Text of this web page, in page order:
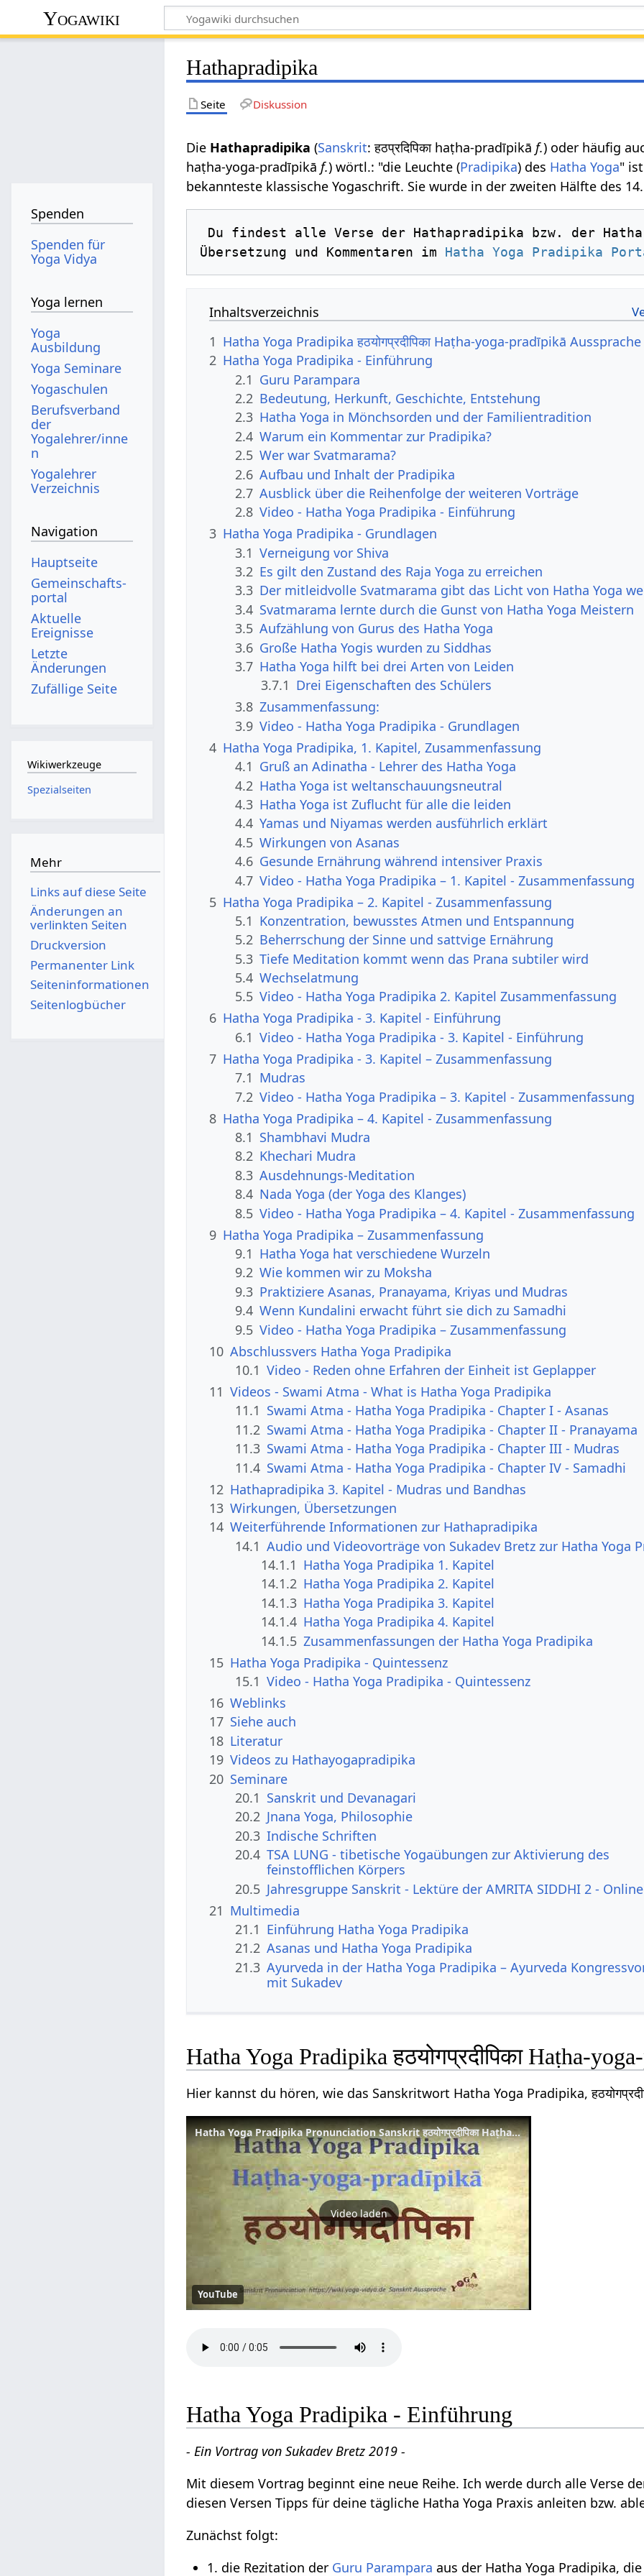
Yogawiki
Hathapradipika
Seite Diskussion
Die Hathapradipika (Sanskrit: हठप्रदिपिका haṭha-pradīpikā f.) oder häufig
haṭha-yoga-pradīpikā f.) wörtl.: "die Leuchte (Pradipika) des Hatha Yoga"
bekannteste klassische Yogaschrift. Sie wurde in der zweiten Hälfte des
Übersetzung und Kommentaren im Hatha Yoga Pradipika
Inhaltsverzeichnis
1 Hatha Yoga Pradipika हठयोगप्रदीपिका Haṭha-yoga-pradīpikā Aussprache
2 Hatha Yoga Pradipika - Einführung
2.1 Guru Parampara
2.2 Bedeutung, Herkunft, Geschichte, Entstehung
2.3 Hatha Yoga in Mönchsorden und der Familientradition
2.4 Warum ein Kommentar zur Pradipika?
2.5 Wer war Svatmarama?
2.6 Aufbau und Inhalt der Pradipika
2.7 Ausblick über die Reihenfolge der weiteren Vorträge
2.8 Video - Hatha Yoga Pradipika - Einführung
3 Hatha Yoga Pradipika - Grundlagen
3.1 Verneigung vor Shiva
3.2 Es gilt den Zustand des Raja Yoga zu erreichen
3.3 Der mitleidvolle Svatmarama gibt das Licht von Hatha Yoga
3.4 Svatmarama lernte durch die Gunst von Hatha Yoga Meistern
3.5 Aufzählung von Gurus des Hatha Yoga
3.6 Große Hatha Yogis wurden zu Siddhas
3.7 Hatha Yoga hilft bei drei Arten von Leiden
3.7.1 Drei Eigenschaften des Schülers
3.8 Zusammenfassung:
3.9 Video - Hatha Yoga Pradipika - Grundlagen
4 Hatha Yoga Pradipika, 1. Kapitel, Zusammenfassung
4.1 Gruß an Adinatha - Lehrer des Hatha Yoga
4.2 Hatha Yoga ist weltanschauungsneutral
4.3 Hatha Yoga ist Zuflucht für alle die leiden
4.4 Yamas und Niyamas werden ausführlich erklärt
4.5 Wirkungen von Asanas
4.6 Gesunde Ernährung während intensiver Praxis
4.7 Video - Hatha Yoga Pradipika – 1. Kapitel - Zusammenfassung
5 Hatha Yoga Pradipika – 2. Kapitel - Zusammenfassung
5.1 Konzentration, bewusstes Atmen und Entspannung
5.2 Beherrschung der Sinne und sattvige Ernährung
5.3 Tiefe Meditation kommt wenn das Prana subtiler wird
5.4 Wechselatmung
5.5 Video - Hatha Yoga Pradipika 2. Kapitel Zusammenfassung
6 Hatha Yoga Pradipika - 3. Kapitel - Einführung
6.1 Video - Hatha Yoga Pradipika - 3. Kapitel - Einführung
7 Hatha Yoga Pradipika - 3. Kapitel – Zusammenfassung
7.1 Mudras
7.2 Video - Hatha Yoga Pradipika – 3. Kapitel - Zusammenfassung
8 Hatha Yoga Pradipika – 4. Kapitel - Zusammenfassung
8.1 Shambhavi Mudra
8.2 Khechari Mudra
8.3 Ausdehnungs-Meditation
8.4 Nada Yoga (der Yoga des Klanges)
8.5 Video - Hatha Yoga Pradipika – 4. Kapitel - Zusammenfassung
9 Hatha Yoga Pradipika – Zusammenfassung
9.1 Hatha Yoga hat verschiedene Wurzeln
9.2 Wie kommen wir zu Moksha
9.3 Praktiziere Asanas, Pranayama, Kriyas und Mudras
9.4 Wenn Kundalini erwacht führt sie dich zu Samadhi
9.5 Video - Hatha Yoga Pradipika – Zusammenfassung
10 Abschlussvers Hatha Yoga Pradipika
10.1 Video - Reden ohne Erfahren der Einheit ist Geplapper
11 Videos - Swami Atma - What is Hatha Yoga Pradipika
11.1 Swami Atma - Hatha Yoga Pradipika - Chapter I - Asanas
11.2 Swami Atma - Hatha Yoga Pradipika - Chapter II - Pranayama
11.3 Swami Atma - Hatha Yoga Pradipika - Chapter III - Mudras
11.4 Swami Atma - Hatha Yoga Pradipika - Chapter IV - Samadhi
12 Hathapradipika 3. Kapitel - Mudras und Bandhas
13 Wirkungen, Übersetzungen
14 Weiterführende Informationen zur Hathapradipika
14.1 Audio und Videovorträge von Sukadev Bretz zur Hatha Yoga
14.1.1 Hatha Yoga Pradipika 1. Kapitel
14.1.2 Hatha Yoga Pradipika 2. Kapitel
14.1.3 Hatha Yoga Pradipika 3. Kapitel
14.1.4 Hatha Yoga Pradipika 4. Kapitel
14.1.5 Zusammenfassungen der Hatha Yoga Pradipika
15 Hatha Yoga Pradipika - Quintessenz
15.1 Video - Hatha Yoga Pradipika - Quintessenz
16 Weblinks
17 Siehe auch
18 Literatur
19 Videos zu Hathayogapradipika
20 Seminare
20.1 Sanskrit und Devanagari
20.2 Jnana Yoga, Philosophie
20.3 Indische Schriften
20.4 TSA LUNG - tibetische Yogaübungen zur Aktivierung des
feinstofflichen Körpers
20.5 Jahresgruppe Sanskrit - Lektüre der AMRITA SIDDHI 2 - Online
21 Multimedia
21.1 Einführung Hatha Yoga Pradipika
21.2 Asanas und Hatha Yoga Pradipika
21.3 Ayurveda in der Hatha Yoga Pradipika – Ayurveda
mit Sukadev
Hatha Yoga Pradipika हठयोगप्रदीपिका Haṭha-
Hier kannst du hören, wie das Sanskritwort Hatha Yoga Pradipika,
Hatha Yoga Pradipika Pronunciation Sanskrit हठयोगप्रदीपिका Haṭha yoga pradīpikā
Video laden
YouTube
Hatha Yoga Pradipika - Einführung
- Ein Vortrag von Sukadev Bretz 2019 -
Mit diesem Vortrag beginnt eine neue Reihe. Ich werde durch alle Verse
diesen Versen Tipps für deine tägliche Hatha Yoga Praxis anleiten bzw.
Zunächst folgt:
1. die Rezitation der Guru Parampara aus der Hatha Yoga Pradipika,
Spenden
Spenden für
Yoga Vidya
Yoga lernen
Yoga
Ausbildung
Yoga Seminare
Yogaschulen
Berufsverband
der
Yogalehrer/inne
n
Yogalehrer
Verzeichnis
Navigation
Hauptseite
Gemeinschafts­
portal
Aktuelle
Ereignisse
Letzte
Änderungen
Zufällige Seite
Wikiwerkzeuge
Spezialseiten
Mehr
Links auf diese Seite
Änderungen an
verlinkten Seiten
Druckversion
Permanenter Link
Seiten­­informationen
Seitenlogbücher